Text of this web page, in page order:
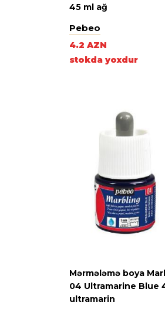
45 ml ağ
Pebeo
4.2 AZN
stokda yoxdur
Mərmələmə boya
04 Ultramarine Blue
ultramarin